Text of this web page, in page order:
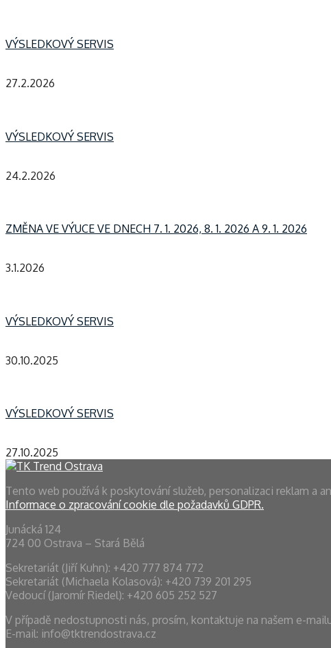
VÝSLEDKOVÝ SERVIS
27.2.2026
VÝSLEDKOVÝ SERVIS
24.2.2026
ZMĚNA VE VÝUCE VE DNECH 7. 1. 2026, 8. 1. 2026 A 9. 1. 2026
3.1.2026
VÝSLEDKOVÝ SERVIS
30.10.2025
VÝSLEDKOVÝ SERVIS
27.10.2025
Tento web používá k poskytování služeb, personalizaci reklam a
Informace o zpracování cookie dle požadavků GDPR.
Junácká 124
724 00 Ostrava – Stará Bělá
Sekretariát (Jiří Kuhn): +420 777 874 772
Sekretariát (Michaela Kolasová): ‭+420 739 201 295‬
Vedoucí (Jaromír Riedel): +420 605 252 527
V případě nedostupnosti nás, prosím, kontaktuje na našem e-
E-mail: info@tktrendostrava.cz